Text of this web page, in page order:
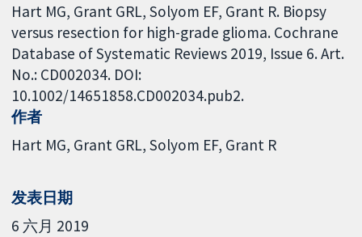
Hart MG, Grant GRL, Solyom EF, Grant R. Biopsy
versus resection for high-grade glioma. Cochrane
Database of Systematic Reviews 2019, Issue 6. Art.
No.: CD002034. DOI:
10.1002/14651858.CD002034.pub2.
作者
Hart MG Grant GRL Solyom EF Grant R
发表日期
6 六月 2019